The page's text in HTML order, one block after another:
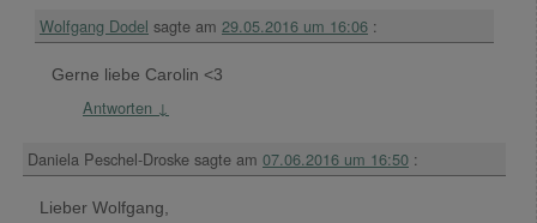
Wolfgang Dodel sagte am 29.05.2016 um 16:06 :
Gerne liebe Carolin <3
Antworten ↓
Daniela Peschel-Droske sagte am 07.06.2016 um 16:50 :
Lieber Wolfgang,